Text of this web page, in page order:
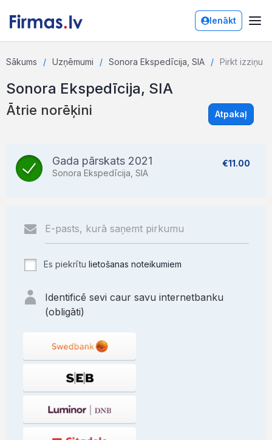
Ienākt
Sākums Uzņēmumi Sonora Ekspedīcija, SIA Pirkt izziņu
Sonora Ekspedīcija, SIA
Ātrie norēķini Atpakaļ
Gada pārskats 2021
Sonora Ekspedīcija, SIA
€11.00
Es piekrītu lietošanas noteikumiem
Identificē sevi caur savu internetbanku
(obligāti)